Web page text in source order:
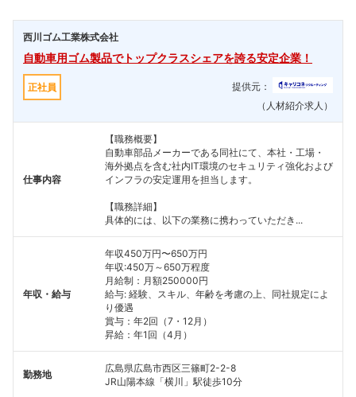
西川ゴム工業株式会社
自動車用ゴム製品でトップクラスシェアを誇る安定企業！
正社員
提供元：
（人材紹介求人）
仕事内容
【職務概要】
自動車部品メーカーである同社にて、本社・工場・
海外拠点を含む社内IT環境のセキュリティ強化および
インフラの安定運用を担当します。
【職務詳細】
具体的には、以下の業務に携わっていただき...
年収・給与
年収450万円〜650万円
年収:450万～650万程度
月給制：月額250000円
給与: 経験、スキル、年齢を考慮の上、同社規定によ
り優遇
賞与：年2回（7・12月）
昇給：年1回（4月）
勤務地
広島県広島市西区三篠町2-2-8
JR山陽本線「横川」駅徒歩10分